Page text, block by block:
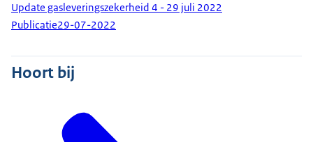
Update gasleveringszekerheid 4 - 29 juli 2022
Publicatie29-07-2022
Hoort bij